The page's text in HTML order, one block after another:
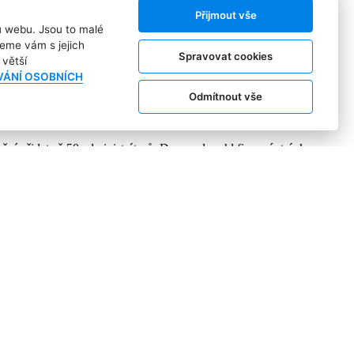
v uživatelském profilu.
stránek, streamu, fotografií a notifikací. Nové funkce
dočkají uživatelé ve Spojených státech.
přidat až 50 administrátorů. Doposud mohl firemní stránku
webu. Jsou to malé
vám s jejich
větší
OSOBNÍCH
Přijmout vše
Spravovat cookies
Odmítnout vše